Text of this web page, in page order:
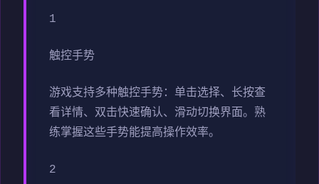
1
触控手势
游戏支持多种触控手势：单击选择、长按查
看详情、双击快速确认、滑动切换界面。熟
练掌握这些手势能提高操作效率。
2